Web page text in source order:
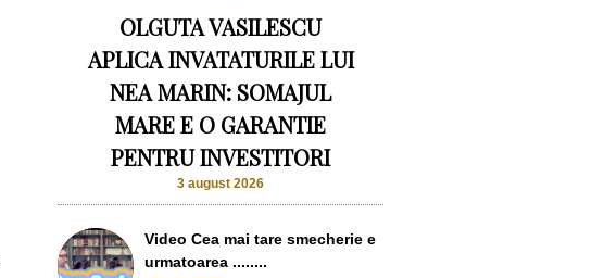
OLGUTA VASILESCU
APLICA INVATATURILE LUI
NEA MARIN: SOMAJUL
MARE E O GARANTIE
PENTRU INVESTITORI
3 august 2026
Video Cea mai tare smecherie e
urmatoarea ........